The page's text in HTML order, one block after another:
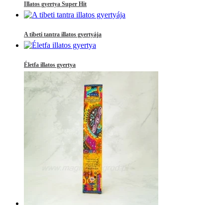
Illatos gyertya Super Hit
A tibeti tantra illatos gyertyája
Életfa illatos gyertya